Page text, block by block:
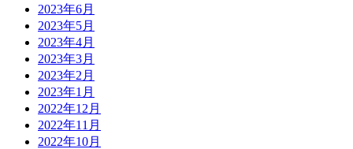
2023年6月
2023年5月
2023年4月
2023年3月
2023年2月
2023年1月
2022年12月
2022年11月
2022年10月